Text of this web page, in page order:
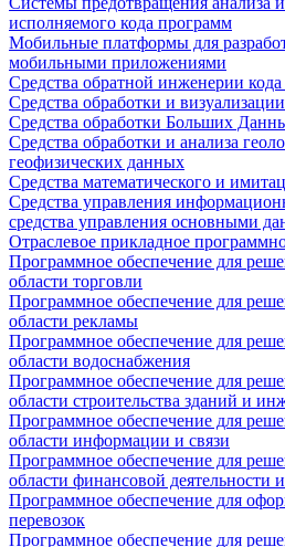
исполняемого кода программ
Мобильные платформы для
мобильными приложениями
Средства обратной инженерии
Средства обработки и
Средства обработки Больших
Средства обработки и анализа
геофизических данных
Средства математического и
Средства управления
средства управления основными
Отраслевое прикладное
Программное обеспечение для
области торговли
Программное обеспечение для
области рекламы
Программное обеспечение для
области водоснабжения
Программное обеспечение для
области строительства зданий и
Программное обеспечение для
области информации и связи
Программное обеспечение для
области финансовой деятельности
Программное обеспечение для
перевозок
Программное обеспечение для